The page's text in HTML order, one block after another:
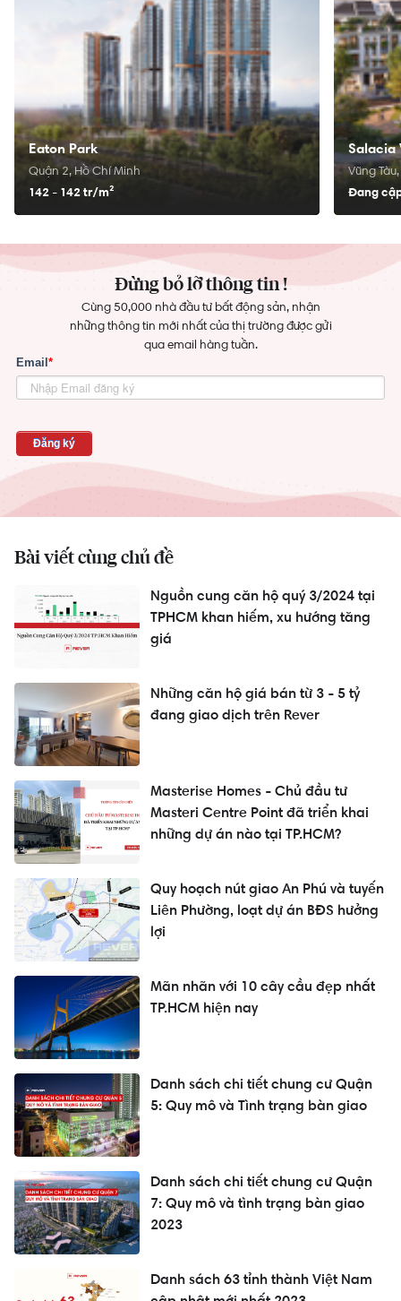
Bài viết cùng chủ đề
Nguồn cung căn hộ quý 3/2024 tại
TPHCM khan hiếm, xu hướng tăng
giá
Những căn hộ giá bán từ 3 - 5 tỷ
đang giao dịch trên Rever
Masterise Homes - Chủ đầu tư
Masteri Centre Point đã triển khai
những dự án nào tại TP.HCM?
Quy hoạch nút giao An Phú và tuyến
Liên Phường, loạt dự án BĐS hưởng
lợi
Mãn nhãn với 10 cây cầu đẹp nhất
TP.HCM hiện nay
Danh sách chi tiết chung cư Quận
5: Quy mô và Tình trạng bàn giao
Danh sách chi tiết chung cư Quận
7: Quy mô và tình trạng bàn giao
2023
Danh sách 63 tỉnh thành Việt Nam
Eaton Park
Quận 2, Hồ Chí Minh
142 - 142 tr/m²
Salacia
Vũng
Đang
Đừng bỏ lỡ thông tin !
Cùng 50,000 nhà đầu tư bất động sản, nhận
những thông tin mới nhất của thị trường được gửi
qua email hàng tuần.